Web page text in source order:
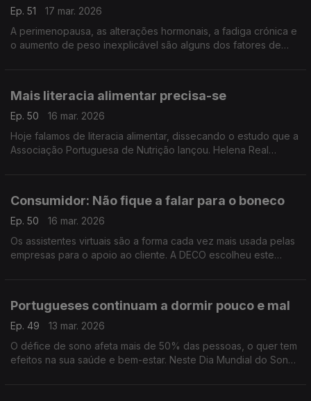
Ep. 51
17 mar. 2026
A perimenopausa, as alterações hormonais, a fadiga crónica e
o aumento de peso inexplicável são alguns dos fatores de
Mais literacia alimentar precisa-se
Ep. 50
16 mar. 2026
Hoje falamos de literacia alimentar, dissecando o estudo que a
Associação Portuguesa de Nutrição lançou. Helena Real
Consumidor: Não fique a falar para o boneco
Ep. 50
16 mar. 2026
Os assistentes virtuais são a forma cada vez mais usada pelas
empresas para o apoio ao cliente. A DECO escolheu este
Portugueses continuam a dormir pouco e mal
Ep. 49
13 mar. 2026
O défice de sono afeta mais de 50% das pessoas, o quer tem
efeitos na sua saúde e bem-estar. Neste Dia Mundial do Sono